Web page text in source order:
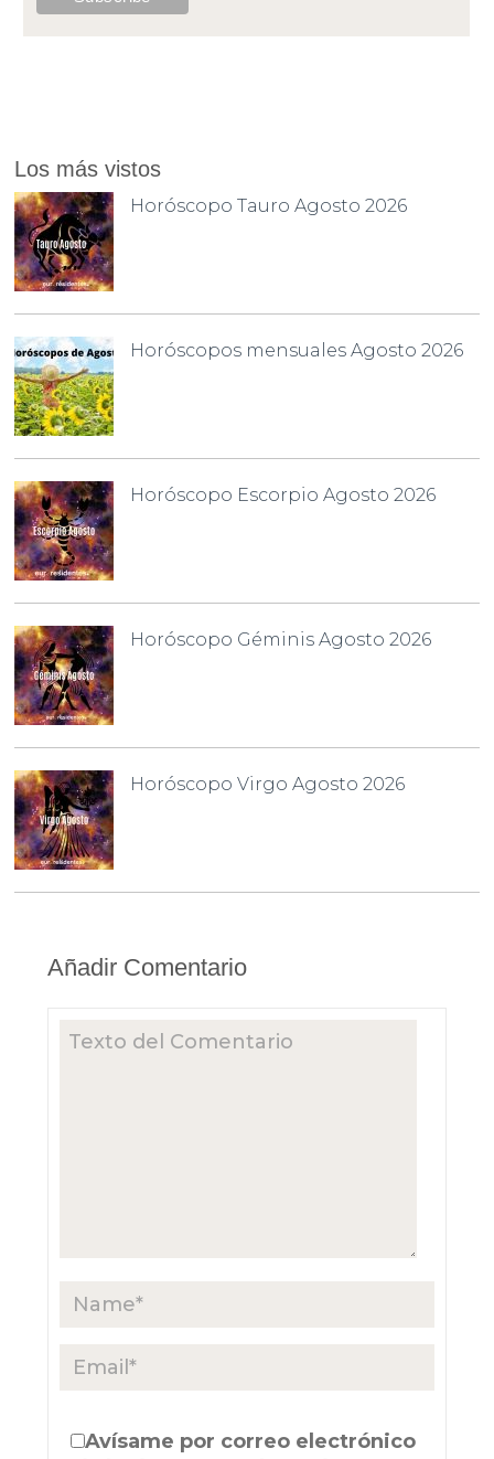
Los más vistos
Horóscopo Tauro Agosto 2026
Horóscopos mensuales Agosto 2026
Horóscopo Escorpio Agosto 2026
Horóscopo Géminis Agosto 2026
Horóscopo Virgo Agosto 2026
Añadir Comentario
Avísame por correo electrónico